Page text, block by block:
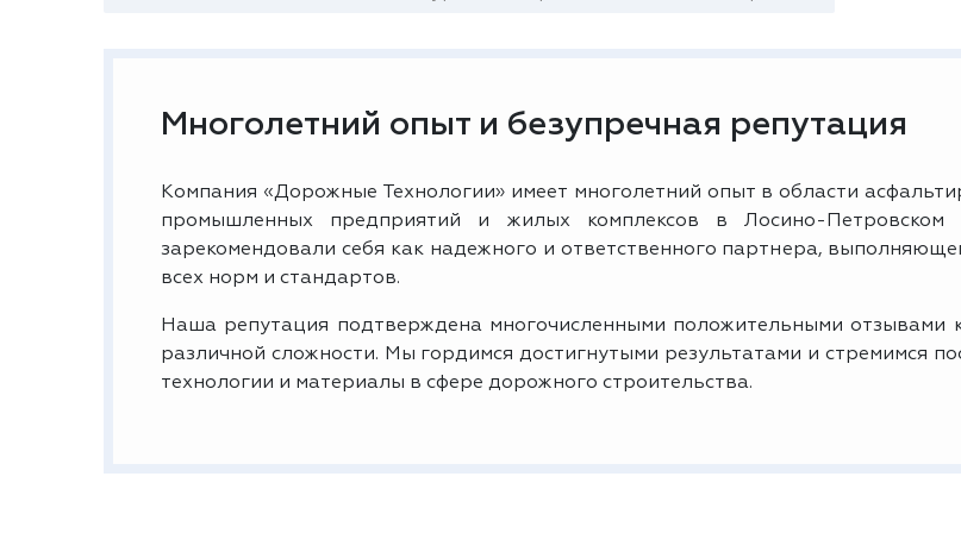
Многолетний опыт и безупречная репутация
Компания «Дорожные Технологии» имеет многолетний опыт в области
промышленных предприятий и жилых комплексов в Лосино-
зарекомендовали себя как надежного и ответственного партнера,
всех норм и стандартов.
Наша репутация подтверждена многочисленными положительными отзывами
различной сложности. Мы гордимся достигнутыми результатами и стремимся
технологии и материалы в сфере дорожного строительства.